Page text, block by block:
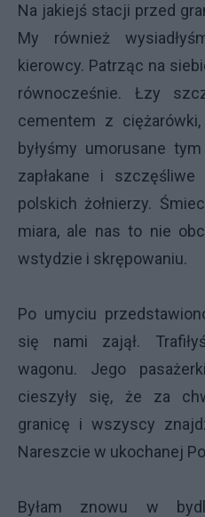
Na jakiejś stacji przed
My również
kierowcy. Patrząc na
równocześnie. Łzy
cementem z ciężarówki,
byłyśmy umorusane
zapłakane i szczęśliwe
polskich żołnierzy.
miara, ale nas to nie
wstydzie i skrępowaniu.
Po umyciu
się nami zajął.
wagonu. Jego
cieszyły się, że za
granicę i wszyscy
Nareszcie w ukochanej
Byłam znowu w